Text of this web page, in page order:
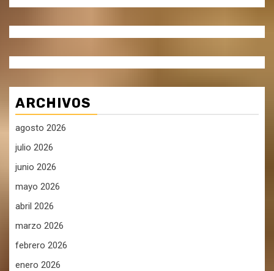
ARCHIVOS
agosto 2026
julio 2026
junio 2026
mayo 2026
abril 2026
marzo 2026
febrero 2026
enero 2026